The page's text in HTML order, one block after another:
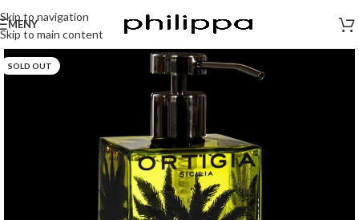
Skip to navigation
Skip to main content
MENY
SOLD OUT